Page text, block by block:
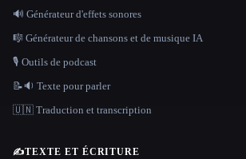
🔊 Générateur d'effets sonores
🎼 Générateur de chansons et de musique IA
🎙️ Outils de podcast
📝🔉 Texte pour parler
🇺🇳 Traduction et transcription
✍️TEXTE ET ÉCRITURE